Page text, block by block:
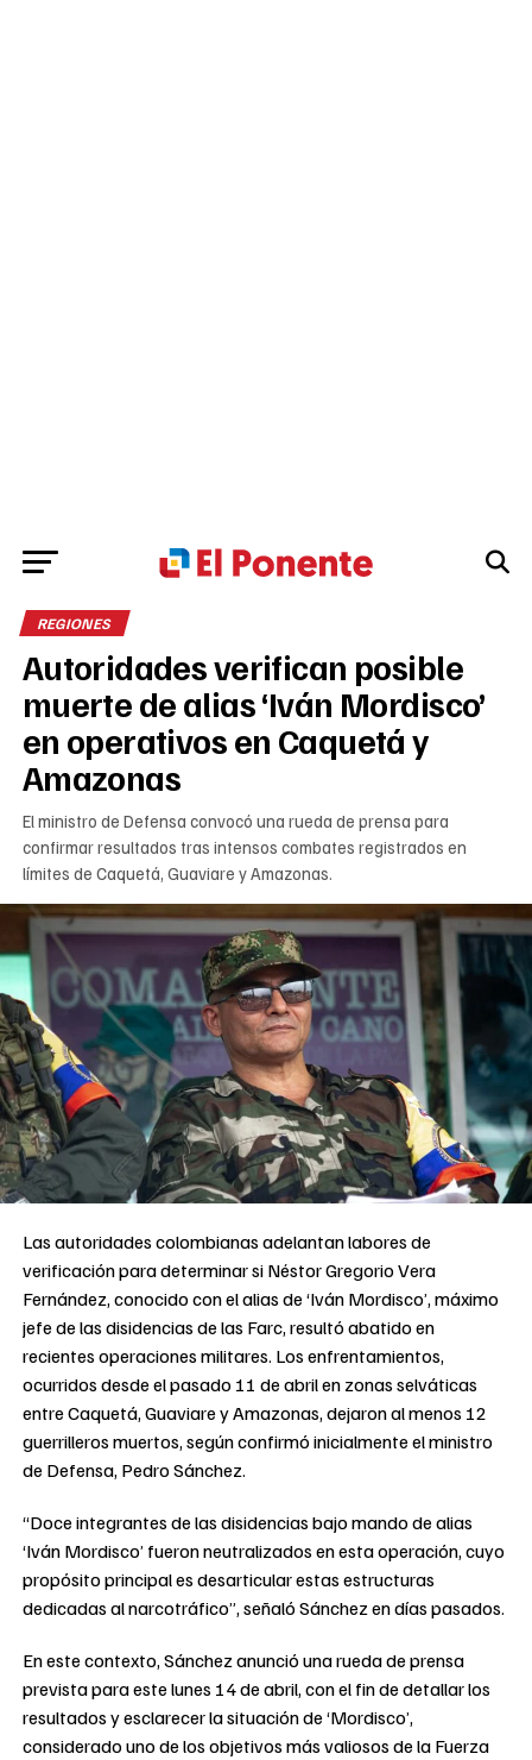
REGIONES
Autoridades verifican posible
muerte de alias ‘Iván Mordisco’
en operativos en Caquetá y
Amazonas
El ministro de Defensa convocó una rueda de prensa para
confirmar resultados tras intensos combates registrados en
límites de Caquetá, Guaviare y Amazonas.
Las autoridades colombianas adelantan labores de
verificación para determinar si Néstor Gregorio Vera
Fernández, conocido con el alias de ‘Iván Mordisco’, máximo
jefe de las disidencias de las Farc, resultó abatido en
recientes operaciones militares. Los enfrentamientos,
ocurridos desde el pasado 11 de abril en zonas selváticas
entre Caquetá, Guaviare y Amazonas, dejaron al menos 12
guerrilleros muertos, según confirmó inicialmente el ministro
de Defensa, Pedro Sánchez.
“Doce integrantes de las disidencias bajo mando de alias
‘Iván Mordisco’ fueron neutralizados en esta operación, cuyo
propósito principal es desarticular estas estructuras
dedicadas al narcotráfico”, señaló Sánchez en días pasados.
En este contexto, Sánchez anunció una rueda de prensa
prevista para este lunes 14 de abril, con el fin de detallar los
resultados y esclarecer la situación de ‘Mordisco’,
considerado uno de los objetivos más valiosos de la Fuerza